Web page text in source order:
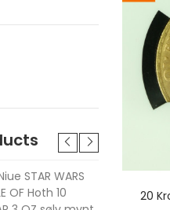
20
STAR WARS
OF Hoth 10